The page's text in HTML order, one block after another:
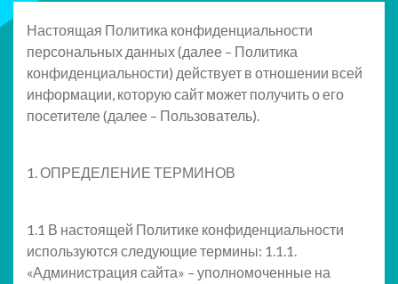
Настоящая Политика конфиденциальности
персональных данных (далее – Политика
конфиденциальности) действует в отношении всей
информации, которую сайт может получить о его
посетителе (далее – Пользователь).
1. ОПРЕДЕЛЕНИЕ ТЕРМИНОВ
1.1 В настоящей Политике конфиденциальности
используются следующие термины: 1.1.1.
«Администрация сайта» – уполномоченные на